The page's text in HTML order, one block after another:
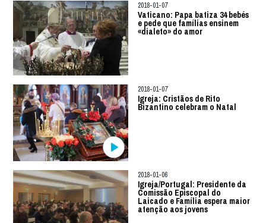
2018-01-07
Vaticano: Papa batiza 34 bebés
e pede que famílias ensinem
«dialeto» do amor
2018-01-07
Igreja: Cristãos de Rito
Bizantino celebram o Natal
2018-01-06
Igreja/Portugal: Presidente da
Comissão Episcopal do
Laicado e Família espera maior
atenção aos jovens